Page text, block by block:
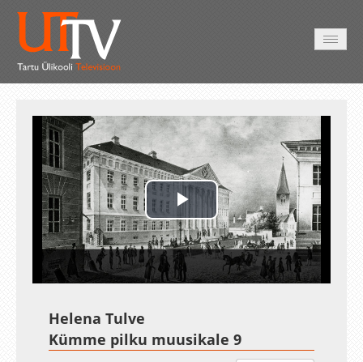
Play
Video
Helena Tulve
Kümme pilku muusikale 9